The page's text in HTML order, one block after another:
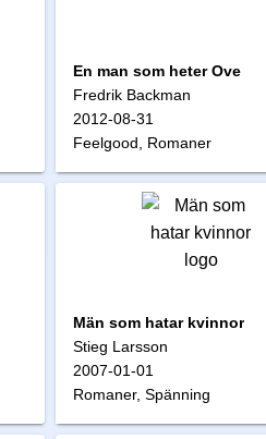
En man som heter Ove
Fredrik Backman
2012-08-31
Feelgood, Romaner
Män som hatar kvinnor
Stieg Larsson
2007-01-01
Romaner, Spänning